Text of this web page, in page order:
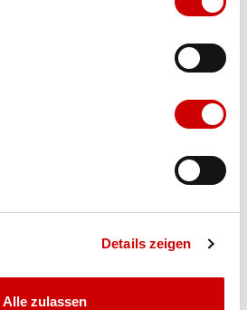
Details zeigen
Alle zulassen